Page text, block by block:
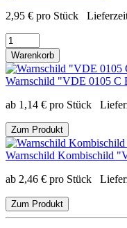
2,95 € pro Stück
Warenkorb
Warnschild "VDE 0105 C
ab 1,14 € pro Stück
Zum Produkt
Warnschild Kombischild
ab 2,46 € pro Stück
Zum Produkt